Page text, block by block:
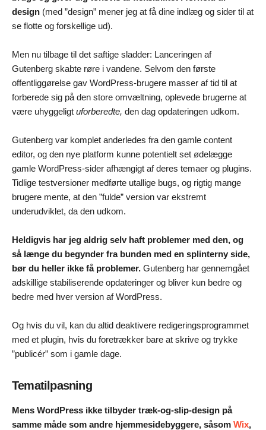
design (med ”design” mener jeg at få dine indlæg og sider til at
se flotte og forskellige ud).
Men nu tilbage til det saftige sladder: Lanceringen af
Gutenberg skabte røre i vandene. Selvom den første
offentliggørelse gav WordPress-brugere masser af tid til at
forberede sig på den store omvæltning, oplevede brugerne at
være uhyggeligt uforberedte, den dag opdateringen udkom.
Gutenberg var komplet anderledes fra den gamle content
editor, og den nye platform kunne potentielt set ødelægge
gamle WordPress-sider afhængigt af deres temaer og plugins.
Tidlige testversioner medførte utallige bugs, og rigtig mange
brugere mente, at den ”fulde” version var ekstremt
underudviklet, da den udkom.
Heldigvis har jeg aldrig selv haft problemer med den, og
så længe du begynder fra bunden med en splinterny side,
bør du heller ikke få problemer. Gutenberg har gennemgået
adskillige stabiliserende opdateringer og bliver kun bedre og
bedre med hver version af WordPress.
Og hvis du vil, kan du altid deaktivere redigeringsprogrammet
med et plugin, hvis du foretrækker bare at skrive og trykke
”publicér” som i gamle dage.
Tematilpasning
Mens WordPress ikke tilbyder træk-og-slip-design på
samme måde som andre hjemmesidebyggere, såsom Wix,